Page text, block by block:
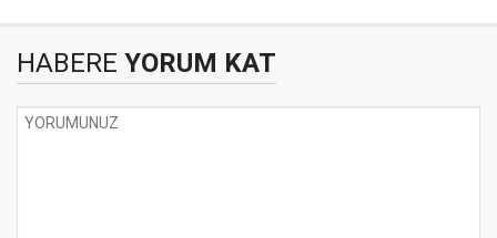
HABERE YORUM KAT